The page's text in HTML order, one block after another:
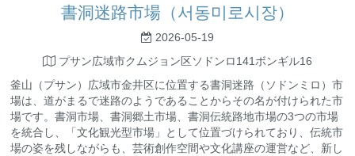
書洞迷路市場（서동미로시장）
2026-05-19
プサン広域市クムジョン区ソドンロ141ボンギル16
釜山（プサン）広域市金井区に位置する書洞迷路（ソドンミロ）市
場は、道がまるで迷路のようであることからその名が付けられた市
場です。書洞市場、書洞郷土市場、書洞伝統路地市場の3つの市場
を統合し、「文化観光型市場」として位置づけられており、伝統市
場の姿を残しながらも、芸術創作空間や文化講座の運営など、新し